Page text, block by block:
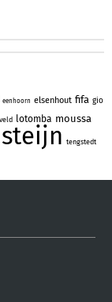
eenhoorn elsenhout fifa gio
lotomba moussa
steijn tengstedt